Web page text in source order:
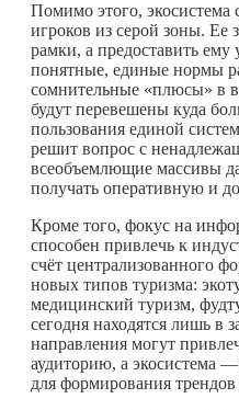
Помимо этого, экосистема
игроков из серой зоны. Ее
рамки, а предоставить
понятные, единые нормы
сомнительные «плюсы» в
будут перевешены куда
пользования единой
решит вопрос с
всеобъемлющие массивы
получать оперативную и
Кроме того, фокус на
способен привлечь к
счёт централизованного
новых типов туризма:
медицинский туризм,
сегодня находятся лишь в
направления могут
аудиторию, а экосистема
для формирования трендов